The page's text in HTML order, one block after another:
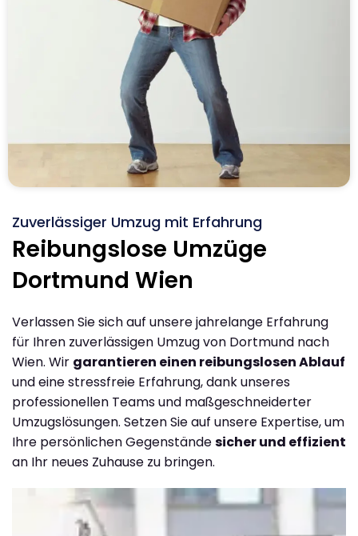
Zuverlässiger Umzug mit Erfahrung
Reibungslose Umzüge
Dortmund Wien
Verlassen Sie sich auf unsere jahrelange Erfahrung
für Ihren zuverlässigen Umzug von Dortmund nach
Wien. Wir garantieren einen reibungslosen Ablauf
und eine stressfreie Erfahrung, dank unseres
professionellen Teams und maßgeschneiderter
Umzugslösungen. Setzen Sie auf unsere Expertise, um
Ihre persönlichen Gegenständesicher und effizient
an Ihr neues Zuhause zu bringen.